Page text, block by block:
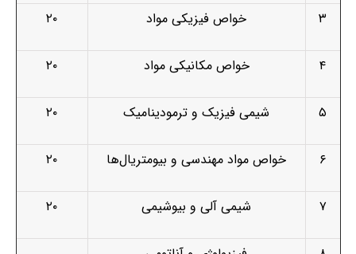
۳ خواص فیزیکی مواد ۲۰
۴ خواص مکانیکی مواد ۲۰
۵ شیمی فیزیک و ترمودینامیک ۲۰
۶ خواص مواد مهندسی و بیومتریال‌ها ۲۰
۷ شیمی آلی و بیوشیمی ۲۰